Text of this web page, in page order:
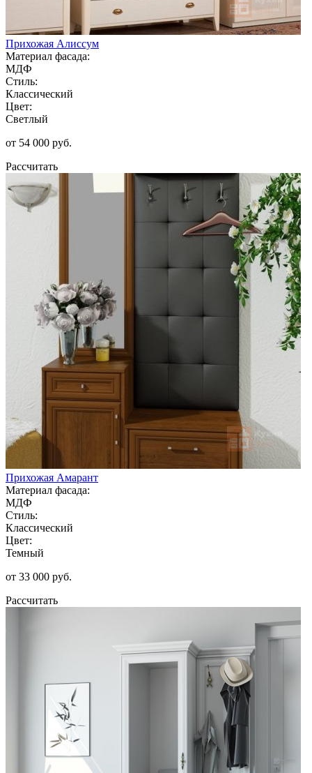
Прихожая Алиссум
Материал фасада:
МДФ
Стиль:
Классический
Цвет:
Светлый
от 54 000 руб.
Рассчитать
Прихожая Амарант
Материал фасада:
МДФ
Стиль:
Классический
Цвет:
Темный
от 33 000 руб.
Рассчитать